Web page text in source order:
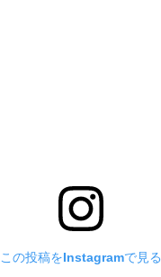
この投稿をInstagramで見る